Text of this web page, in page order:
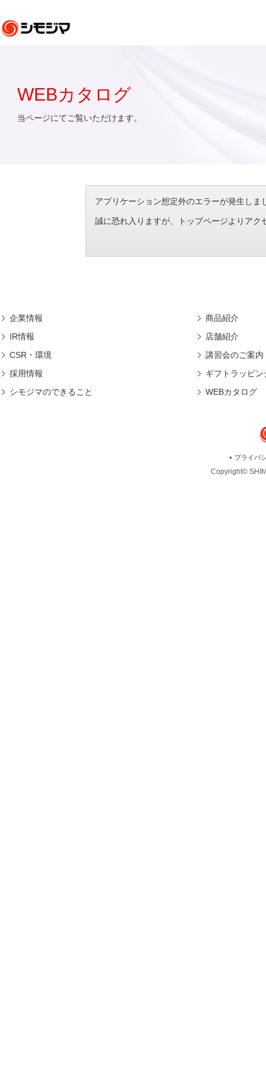
WEBカタログ
当ページにてご覧いただけます。
アプリケーション想定外のエラーが発生し
誠に恐れ入りますが、トップページよりアク
企業情報
IR情報
CSR・環境
採用情報
シモジマのできること
商品紹介
店舗紹介
講習会のご案内
ギフトラッピン
WEBカタログ
プライバ
Copyright©